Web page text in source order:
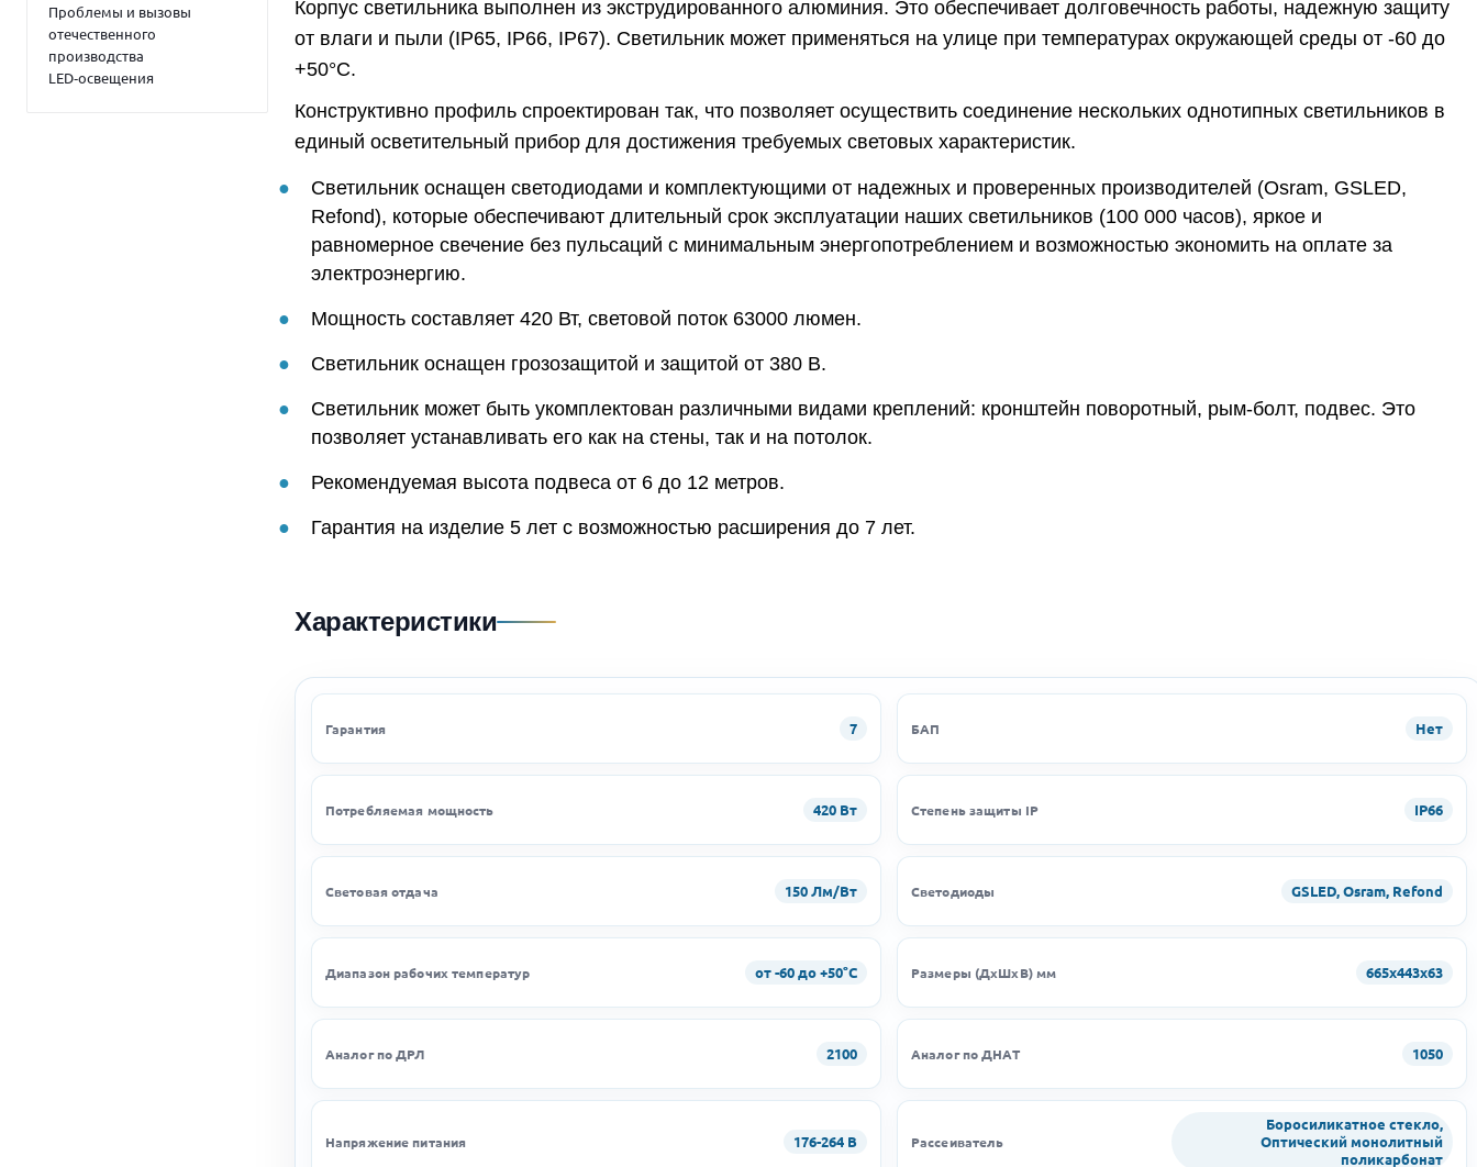
Проблемы и вызовы
отечественного
производства
LED‑освещения
Корпус светильника выполнен из экструдированного алюминия. Это обеспечивает долговечность работы, надежную защиту
от влаги и пыли (IP65, IP66, IP67). Светильник может применяться на улице при температурах окружающей среды от -60 до
+50°C.
Конструктивно профиль спроектирован так, что позволяет осуществить соединение нескольких однотипных светильников в
единый осветительный прибор для достижения требуемых световых характеристик.
Светильник оснащен светодиодами и комплектующими от надежных и проверенных производителей (Osram, GSLED,
Refond), которые обеспечивают длительный срок эксплуатации наших светильников (100 000 часов), яркое и
равномерное свечение без пульсаций с минимальным энергопотреблением и возможностью экономить на оплате за
электроэнергию.
Мощность составляет 420 Вт, световой поток 63000 люмен.
Светильник оснащен грозозащитой и защитой от 380 В.
Светильник может быть укомплектован различными видами креплений: кронштейн поворотный, рым-болт, подвес. Это
позволяет устанавливать его как на стены, так и на потолок.
Рекомендуемая высота подвеса от 6 до 12 метров.
Гарантия на изделие 5 лет с возможностью расширения до 7 лет.
Характеристики
Гарантия 7 БАП Нет
Потребляемая мощность 420 Вт Степень защиты IP IP66
Световая отдача 150 Лм/Вт Светодиоды GSLED, Osram, Refond
Диапазон рабочих температур от -60 до +50°C Размеры (ДхШхВ) мм 665х443х63
Аналог по ДРЛ 2100 Аналог по ДНАТ 1050
Напряжение питания 176-264 В Рассеиватель
Боросиликатное стекло,
Оптический монолитный
поликарбонат